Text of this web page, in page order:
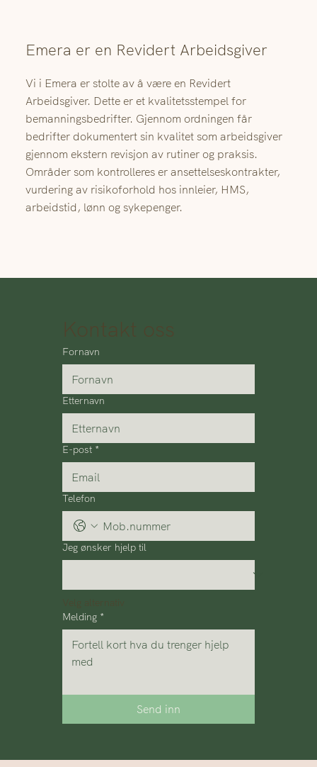
Emera er en Revidert Arbeidsgiver
Vi i Emera er stolte av å være en Revidert
Arbeidsgiver. Dette er et kvalitetsstempel for
bemanningsbedrifter. Gjennom ordningen får
bedrifter dokumentert sin kvalitet som arbeidsgiver
gjennom ekstern revisjon av rutiner og praksis.
Områder som kontrolleres er ansettelseskontrakter,
vurdering av risikoforhold hos innleier, HMS,
arbeidstid, lønn og sykepenger.
Fornavn
Etternavn
E-post *
Telefon
Jeg ønsker hjelp til
Melding *
Send inn